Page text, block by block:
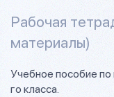
Рабочая
материалы)
Учебное пособие
го класса.